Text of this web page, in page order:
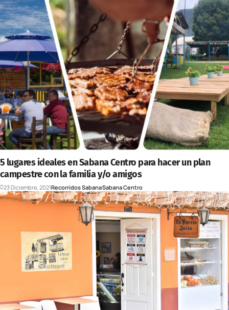
5 lugares ideales en Sabana Centro para hacer un plan
campestre con la familia y/o amigos
23 Diciembre, 2021Recorridos SabanaSabana Centro